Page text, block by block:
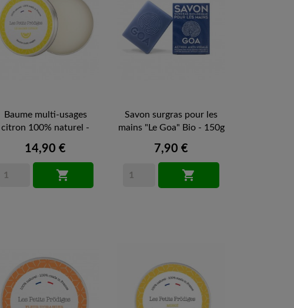
Baume multi-usages
citron 100% naturel -
14,90 €

Savon surgras pour les
mains "Le Goa" Bio - 150g
7,90 €
